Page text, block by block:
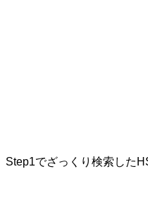
Step1でざっくり検索した